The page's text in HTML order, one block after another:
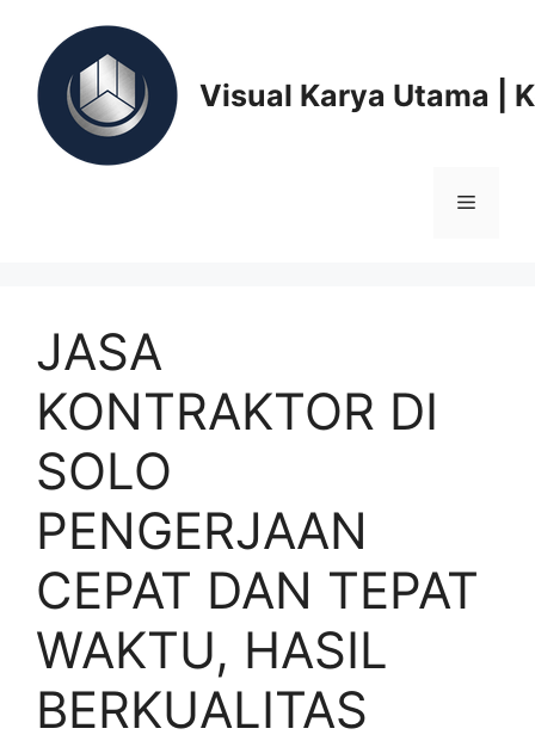
content
Visual Karya Utama |
Menu
JASA
KONTRAKTOR DI
SOLO
PENGERJAAN
CEPAT DAN TEPAT
WAKTU, HASIL
BERKUALITAS